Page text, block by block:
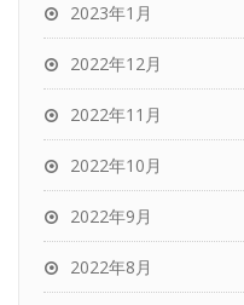
2023年1月
2022年12月
2022年11月
2022年10月
2022年9月
2022年8月